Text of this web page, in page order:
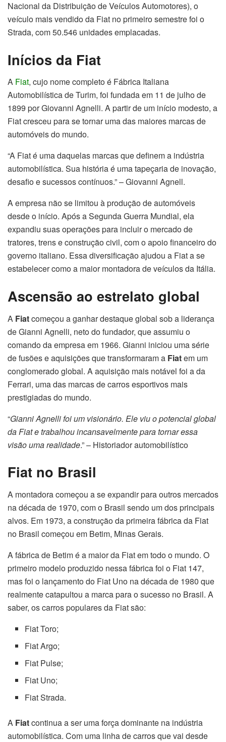
Nacional da Distribuição de Veículos Automotores), o
veículo mais vendido da Fiat no primeiro semestre foi o
Strada, com 50.546 unidades emplacadas.
Inícios da Fiat
A Fiat, cujo nome completo é Fábrica Italiana
Automobilística de Turim, foi fundada em 11 de julho de
1899 por Giovanni Agnelli. A partir de um início modesto, a
Fiat cresceu para se tornar uma das maiores marcas de
automóveis do mundo.
“A Fiat é uma daquelas marcas que definem a indústria
automobilística. Sua história é uma tapeçaria de inovação,
desafio e sucessos contínuos.” – Giovanni Agnell.
A empresa não se limitou à produção de automóveis
desde o início. Após a Segunda Guerra Mundial, ela
expandiu suas operações para incluir o mercado de
tratores, trens e construção civil, com o apoio financeiro do
governo italiano. Essa diversificação ajudou a Fiat a se
estabelecer como a maior montadora de veículos da Itália.
Ascensão ao estrelato global
A Fiatcomeçou a ganhar destaque global sob a liderança
de Gianni Agnelli, neto do fundador, que assumiu o
comando da empresa em 1966. Gianni iniciou uma série
de fusões e aquisições que transformaram a Fiatem um
conglomerado global. A aquisição mais notável foi a da
Ferrari, uma das marcas de carros esportivos mais
prestigiadas do mundo.
“Gianni Agnelli foi um visionário. Ele viu o potencial global
da Fiat e trabalhou incansavelmente para tornar essa
visão uma realidade.” – Historiador automobilístico
Fiat no Brasil
A montadora começou a se expandir para outros mercados
na década de 1970, com o Brasil sendo um dos principais
alvos. Em 1973, a construção da primeira fábrica da Fiat
no Brasil começou em Betim, Minas Gerais.
A fábrica de Betim é a maior da Fiat em todo o mundo. O
primeiro modelo produzido nessa fábrica foi o Fiat 147,
mas foi o lançamento do Fiat Uno na década de 1980 que
realmente catapultou a marca para o sucesso no Brasil. A
saber, os carros populares da Fiat são:
Fiat Toro;
Fiat Argo;
Fiat Pulse;
Fiat Uno;
Fiat Strada.
A Fiatcontinua a ser uma força dominante na indústria
automobilística. Com uma linha de carros que vai desde